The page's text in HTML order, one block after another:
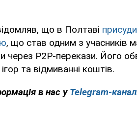
що в Полтаві
, що став одним з учасників
через P2P-перекази. Його
ігор та відмиванні коштів.
в нас у Telegram-